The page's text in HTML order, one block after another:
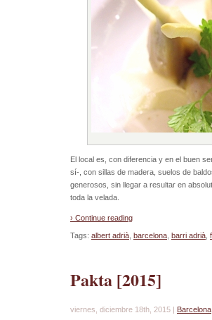
El local es, con diferencia y en el buen
sí-, con sillas de madera, suelos de
generosos, sin llegar a resultar en
toda la velada.
› Continue reading
Tags: albert adrià barcelona barri adrià
Pakta [2015]
viernes, diciembre 18th, 2015 | Barcelona